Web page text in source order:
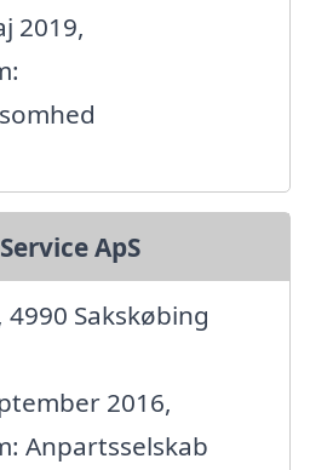
2019,
ApS
Sakskøbing
2016,
Anpartsselskab